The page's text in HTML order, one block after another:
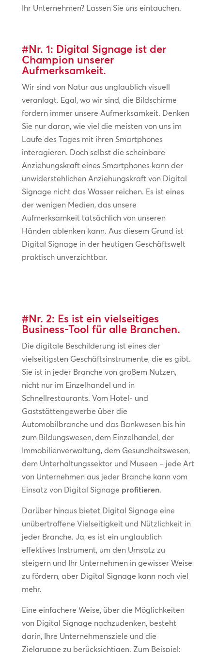
Ihr Unternehmen? Lassen Sie uns eintauchen.
#Nr. 1: Digital Signage ist der
Champion unserer
Aufmerksamkeit.
Wir sind von Natur aus unglaublich visuell
veranlagt. Egal, wo wir sind, die Bildschirme
fordern immer unsere Aufmerksamkeit. Denken
Sie nur daran, wie viel die meisten von uns im
Laufe des Tages mit ihren Smartphones
interagieren. Doch selbst die scheinbare
Anziehungskraft eines Smartphones kann der
unwiderstehlichen Anziehungskraft von Digital
Signage nicht das Wasser reichen. Es ist eines
der wenigen Medien, das unsere
Aufmerksamkeit tatsächlich von unseren
Händen ablenken kann. Aus diesem Grund ist
Digital Signage in der heutigen Geschäftswelt
praktisch unverzichtbar.
#Nr. 2: Es ist ein vielseitiges
Business-Tool für alle Branchen.
Die digitale Beschilderung ist eines der
vielseitigsten Geschäftsinstrumente, die es gibt.
Sie ist in jeder Branche von großem Nutzen,
nicht nur im Einzelhandel und in
Schnellrestaurants. Vom Hotel- und
Gaststättengewerbe über die
Automobilbranche und das Bankwesen bis hin
zum Bildungswesen, dem Einzelhandel, der
Immobilienverwaltung, dem Gesundheitswesen,
dem Unterhaltungssektor und Museen – jede Art
von Unternehmen aus jeder Branche kann vom
Einsatz von Digital Signage profitieren.
Darüber hinaus bietet Digital Signage eine
unübertroffene Vielseitigkeit und Nützlichkeit in
jeder Branche. Ja, es ist ein unglaublich
effektives Instrument, um den Umsatz zu
steigern und Ihr Unternehmen in gewisser Weise
zu fördern, aber Digital Signage kann noch viel
mehr.
Eine einfachere Weise, über die Möglichkeiten
von Digital Signage nachzudenken, besteht
darin, Ihre Unternehmensziele und die
Zielgruppe zu berücksichtigen. Zum Beispiel: